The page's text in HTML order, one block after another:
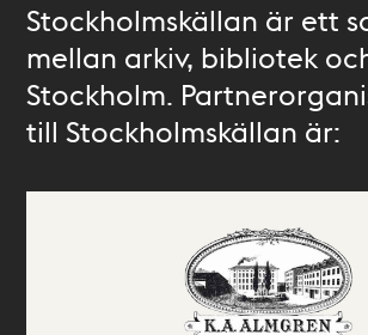
Stockholmskällan är ett
mellan arkiv, bibliotek
Stockholm.
till Stockholmskällan är: